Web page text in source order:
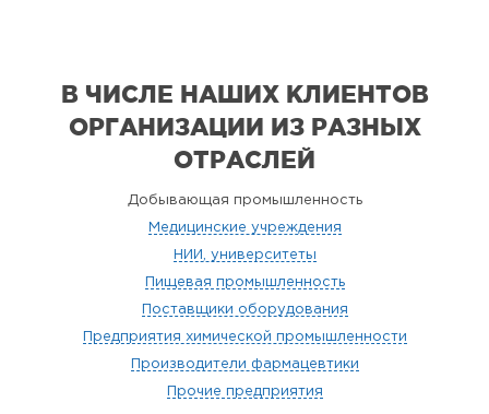
В ЧИСЛЕ НАШИХ КЛИЕНТОВ
ОРГАНИЗАЦИИ ИЗ РАЗНЫХ
ОТРАСЛЕЙ
Добывающая промышленность
Медицинские учреждения
НИИ, университеты
Пищевая промышленность
Поставщики оборудования
Предприятия химической промышленности
Производители фармацевтики
Прочие предприятия